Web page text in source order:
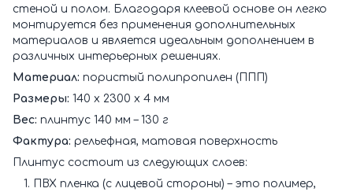
стеной и полом. Благодаря клеевой основе он легко
монтируется без применения дополнительных
материалов и является идеальным дополнением в
различных интерьерных решениях.
Материал: пористый полипропилен (ППП)
Размеры: 140 х 2300 х 4 мм
Вес: плинтус 140 мм – 130 г
Фактура: рельефная, матовая поверхность
Плинтус состоит из следующих слоев:
ПВХ пленка (с лицевой стороны) – это полимер,